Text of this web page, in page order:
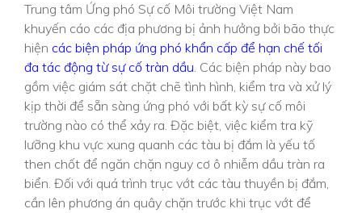
Trung tâm Ứng phó Sự cố Môi trường Việt Nam
khuyến cáo các địa phương bị ảnh hưởng bởi bão thực
hiện các biện pháp ứng phó khẩn cấp để hạn chế tối
đa tác động từ sự cố tràn dầu. Các biện pháp này bao
gồm việc giám sát chặt chẽ tình hình, kiểm tra và xử lý
kịp thời để sẵn sàng ứng phó với bất kỳ sự cố môi
trường nào có thể xảy ra. Đặc biệt, việc kiểm tra kỹ
lưỡng khu vực xung quanh các tàu bị đắm là yếu tố
then chốt để ngăn chặn nguy cơ ô nhiễm dầu tràn ra
biển. Đối với quá trình trục vớt các tàu thuyền bị đắm,
cần lên phương án quây chặn trước khi trục vớt để